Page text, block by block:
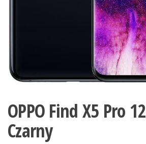
OPPO Find X5 Pro
Czarny